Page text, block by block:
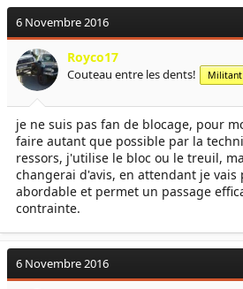
6 Novembre 2016
Royco17
Couteau entre les dents!
je ne suis pas fan de blocage, pour
faire autant que possible par la
ressors, j'utilise le bloc ou le treuil,
changerai d'avis, en attendant je vais
abordable et permet un passage
contrainte.
6 Novembre 2016